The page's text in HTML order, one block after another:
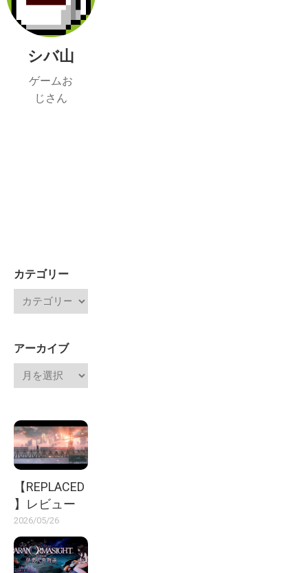
シバ山
ゲームお
じさん
カテゴリー
アーカイブ
【REPLACED
】レビュー
2026/05/26